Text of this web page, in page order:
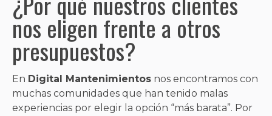
nos eligen frente a otros
presupuestos?
En Digital Mantenimientos nos encontramos con
muchas comunidades que han tenido malas
experiencias por elegir la opción “más barata”. Por